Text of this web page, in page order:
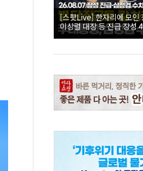
[스팟Live] 한자리에 모인
이상렬 대장 등 진급 장성
직접 수여｜26.08.07 장성